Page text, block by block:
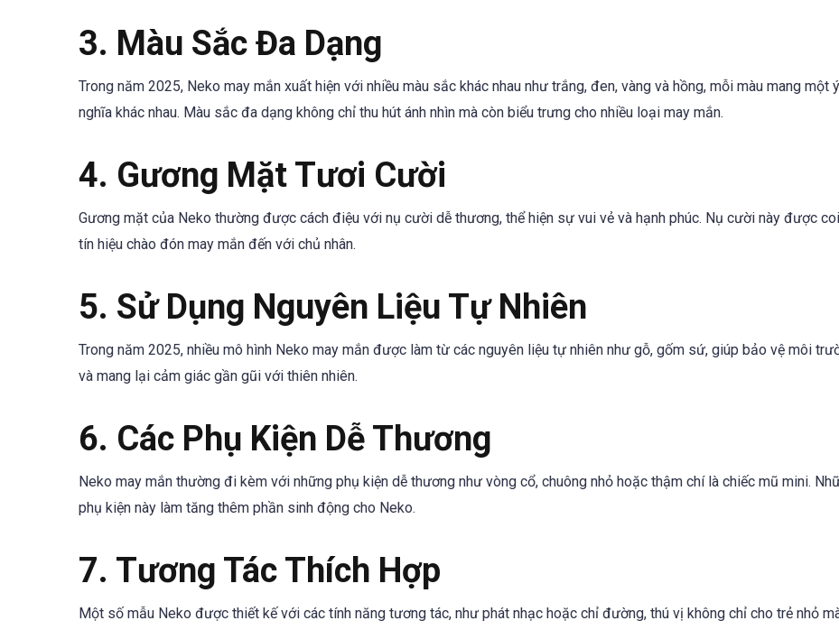
3. Màu Sắc Đa Dạng
Trong năm 2025, Neko may mắn xuất hiện với nhiều màu sắc khác nhau như trắng, đen, vàng và hồng, mỗi màu mang một ý
nghĩa khác nhau. Màu sắc đa dạng không chỉ thu hút ánh nhìn mà còn biểu trưng cho nhiều loại may mắn.
4. Gương Mặt Tươi Cười
Gương mặt của Neko thường được cách điệu với nụ cười dễ thương, thể hiện sự vui vẻ và hạnh phúc. Nụ cười này được
tín hiệu chào đón may mắn đến với chủ nhân.
5. Sử Dụng Nguyên Liệu Tự Nhiên
Trong năm 2025, nhiều mô hình Neko may mắn được làm từ các nguyên liệu tự nhiên như gỗ, gốm sứ, giúp bảo vệ môi
và mang lại cảm giác gần gũi với thiên nhiên.
6. Các Phụ Kiện Dễ Thương
Neko may mắn thường đi kèm với những phụ kiện dễ thương như vòng cổ, chuông nhỏ hoặc thậm chí là chiếc mũ mini.
phụ kiện này làm tăng thêm phần sinh động cho Neko.
7. Tương Tác Thích Hợp
Một số mẫu Neko được thiết kế với các tính năng tương tác, như phát nhạc hoặc chỉ đường, thú vị không chỉ cho trẻ nhỏ